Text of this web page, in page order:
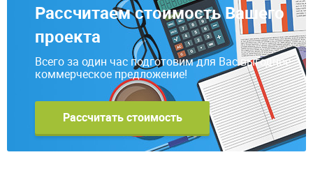
Рассчитаем стоимость Вашего
проекта
Всего за один час подготовим для Вас выгодное
коммерческое предложение!
Рассчитать стоимость